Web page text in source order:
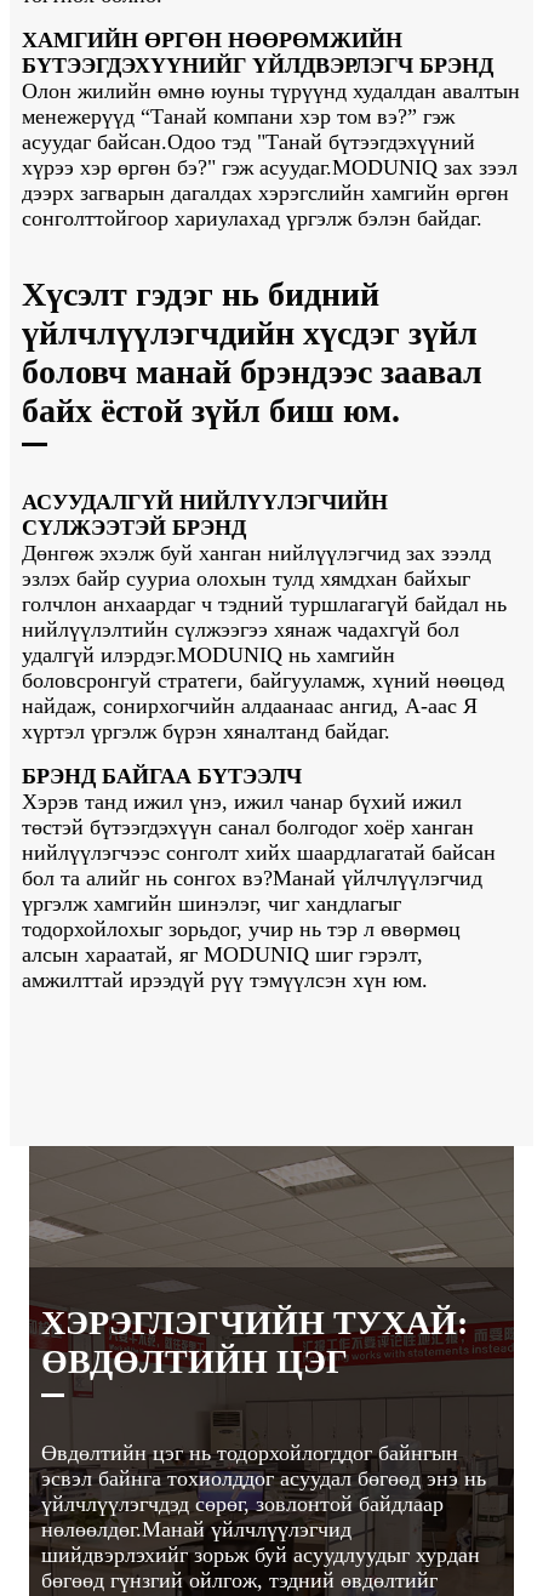
ХАМГИЙН ӨРГӨН НӨӨРӨМЖИЙН
БҮТЭЭГДЭХҮҮНИЙГ ҮЙЛДВЭРЛЭГЧ БРЭНД
Олон жилийн өмнө юуны түрүүнд худалдан авалтын
менежерүүд “Танай компани хэр том вэ?” гэж
асуудаг байсан.Одоо тэд "Танай бүтээгдэхүүний
хүрээ хэр өргөн бэ?" гэж асуудаг.MODUNIQ зах зээл
дээрх загварын дагалдах хэрэгслийн хамгийн өргөн
сонголттойгоор хариулахад үргэлж бэлэн байдаг.
Хүсэлт гэдэг нь бидний
үйлчлүүлэгчдийн хүсдэг зүйл
боловч манай брэндээс заавал
байх ёстой зүйл биш юм.
АСУУДАЛГҮЙ НИЙЛҮҮЛЭГЧИЙН
СҮЛЖЭЭТЭЙ БРЭНД
Дөнгөж эхэлж буй ханган нийлүүлэгчид зах зээлд
эзлэх байр сууриа олохын тулд хямдхан байхыг
голчлон анхаардаг ч тэдний туршлагагүй байдал нь
нийлүүлэлтийн сүлжээгээ хянаж чадахгүй бол
удалгүй илэрдэг.MODUNIQ нь хамгийн
боловсронгуй стратеги, байгууламж, хүний ​​нөөцөд
найдаж, сонирхогчийн алдаанаас ангид, А-аас Я
хүртэл үргэлж бүрэн хяналтанд байдаг.
БРЭНД БАЙГАА БҮТЭЭЛЧ
Хэрэв танд ижил үнэ, ижил чанар бүхий ижил
төстэй бүтээгдэхүүн санал болгодог хоёр ханган
нийлүүлэгчээс сонголт хийх шаардлагатай байсан
бол та алийг нь сонгох вэ?Манай үйлчлүүлэгчид
үргэлж хамгийн шинэлэг, чиг хандлагыг
тодорхойлохыг зорьдог, учир нь тэр л өвөрмөц
алсын хараатай, яг MODUNIQ шиг гэрэлт,
амжилттай ирээдүй рүү тэмүүлсэн хүн юм.
ХЭРЭГЛЭГЧИЙН ТУХАЙ:
ӨВДӨЛТИЙН ЦЭГ
Өвдөлтийн цэг нь тодорхойлогддог байнгын
эсвэл байнга тохиолддог асуудал бөгөөд энэ нь
үйлчлүүлэгчдэд сөрөг, зовлонтой байдлаар
нөлөөлдөг.Манай үйлчлүүлэгчид
шийдвэрлэхийг зорьж буй асуудлуудыг хурдан
бөгөөд гүнзгий ойлгож, тэдний өвдөлтийг